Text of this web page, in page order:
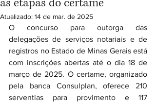
Atualizado: 14 de mar. de 2025
O concurso para outorga das
delegações de serviços notariais e de
registros no Estado de Minas Gerais está
com inscrições abertas até o dia 18 de
março de 2025. O certame, organizado
pela banca Consulplan, oferece 210
serventias para provimento e 117